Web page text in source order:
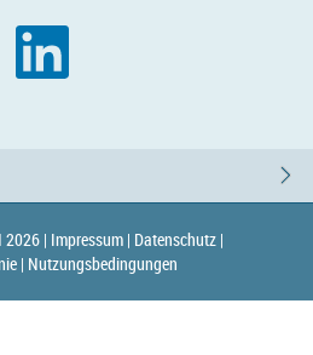
2026 | Impressum | Datenschutz |
| Nutzungsbedingungen